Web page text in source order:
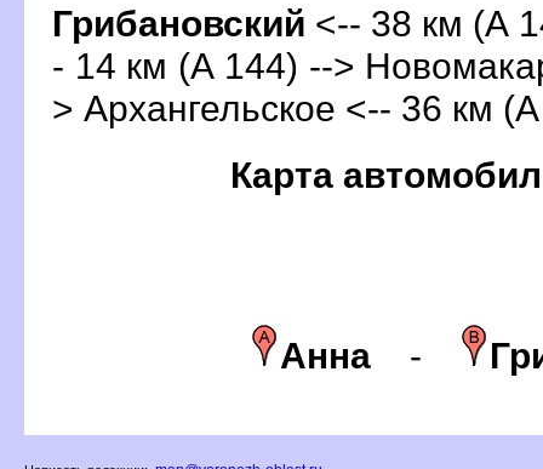
Грибановский <-- 38 км (А
- 14 км (А 144) -->
> Архангельское <-- 36 км
Карта
Анна -